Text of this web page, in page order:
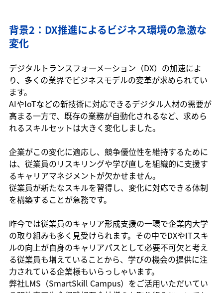
背景2：DX推進によるビジネス環境の急激な
変化
デジタルトランスフォーメーション（DX）の加速によ
り、多くの業界でビジネスモデルの変革が求められてい
ます。
AIやIoTなどの新技術に対応できるデジタル人材の需要が
高まる一方で、既存の業務が自動化されるなど、求めら
れるスキルセットは大きく変化しました。
企業がこの変化に適応し、競争優位性を維持するために
は、従業員のリスキリングや学び直しを組織的に支援す
るキャリアマネジメントが欠かせません。
従業員が新たなスキルを習得し、変化に対応できる体制
を構築することが急務です。
昨今では従業員のキャリア形成支援の一環で企業内大学
の取り組みも多く見受けられます。その中でDXやITスキ
ルの向上が自身のキャリアパスとして必要不可欠と考え
る従業員も増えていることから、学びの機会の提供に注
力されている企業様もいらっしゃいます。
弊社LMS（SmartSkill Campus）をご活用いただいてい